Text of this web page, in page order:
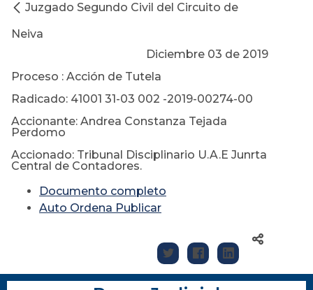
Juzgado Segundo Civil del Circuito de
Neiva
Diciembre 03 de 2019
Proceso : Acción de Tutela
Radicado: 41001 31-03 002 -2019-00274-00
Accionante: Andrea Constanza Tejada
Perdomo
Accionado: Tribunal Disciplinario U.A.E Junrta
Central de Contadores.
Documento completo
Auto Ordena Publicar